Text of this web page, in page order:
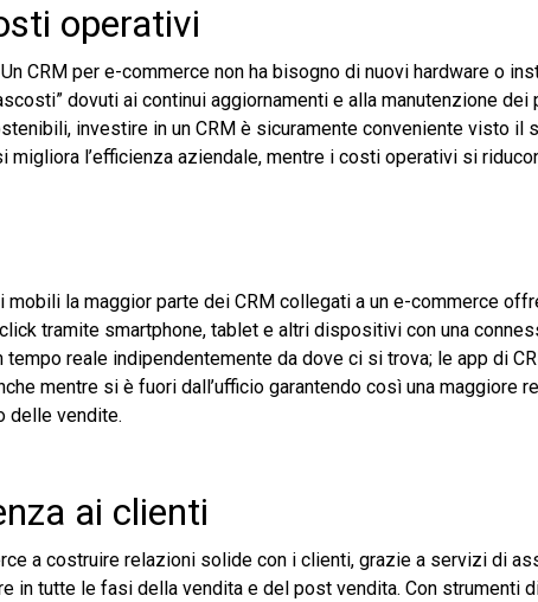
operativi
CRM per e-commerce non ha bisogno di nuovi hardware o
dovuti ai continui aggiornamenti e alla manutenzione
investire in un CRM è sicuramente conveniente visto il
migliora l’efficienza aziendale, mentre i costi operativi si
mobili la maggior parte dei CRM collegati a un e-commerce
tramite smartphone, tablet e altri dispositivi con una
reale indipendentemente da dove ci si trova; le app di
mentre si è fuori dall’ufficio garantendo così una maggiore
delle vendite.
ai clienti
a costruire relazioni solide con i clienti, grazie a servizi di
in tutte le fasi della vendita e del post vendita. Con strumenti